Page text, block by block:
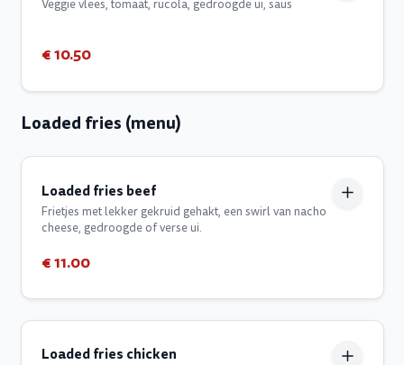
Veggie vlees, tomaat, rucola, gedroogde ui, saus
€ 10.50
Loaded fries (menu)
Loaded fries beef
Frietjes met lekker gekruid gehakt, een swirl van nacho
cheese, gedroogde of verse ui.
€ 11.00
Loaded fries chicken